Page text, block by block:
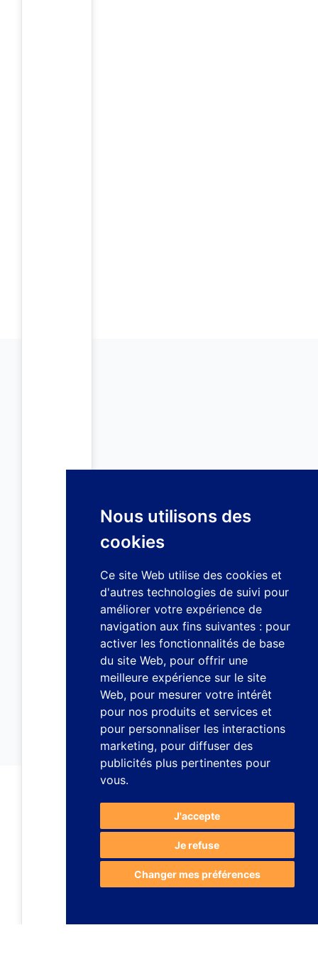
Nous utilisons des
cookies
Ce site Web utilise des cookies et
d'autres technologies de suivi pour
améliorer votre expérience de
navigation aux fins suivantes : pour
activer les fonctionnalités de base
du site Web, pour offrir une
meilleure expérience sur le site
Web, pour mesurer votre intérêt
pour nos produits et services et
pour personnaliser les interactions
marketing, pour diffuser des
publicités plus pertinentes pour
vous.
J'accepte
Je refuse
Changer mes préférences